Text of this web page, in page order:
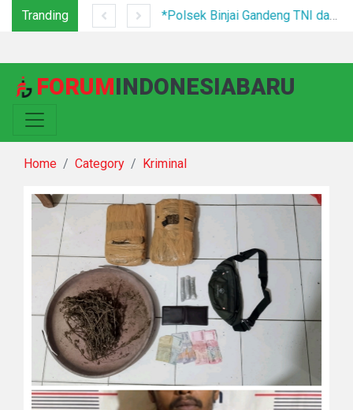
Tranding *Polsek Binjai Gandeng TNI dan Kepala Desa Grebek Sarang Narkoba*
FORUMINDONESIABARU
Home Category Kriminal